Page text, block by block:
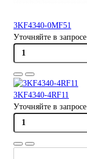
3KF4340-0MF51
Уточняйте в запросе
3KF4340-4RF11
Уточняйте в запросе